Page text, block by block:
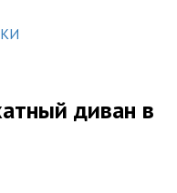
диван в